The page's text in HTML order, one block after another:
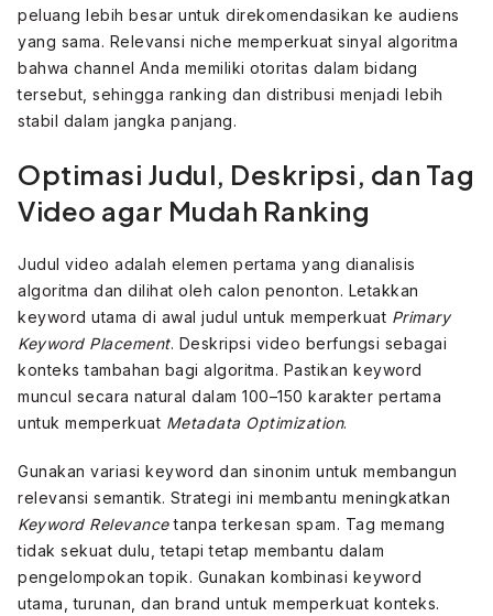
peluang lebih besar untuk direkomendasikan ke audiens
yang sama. Relevansi niche memperkuat sinyal algoritma
bahwa channel Anda memiliki otoritas dalam bidang
tersebut, sehingga ranking dan distribusi menjadi lebih
stabil dalam jangka panjang.
Optimasi Judul, Deskripsi, dan Tag
Video agar Mudah Ranking
Judul video adalah elemen pertama yang dianalisis
algoritma dan dilihat oleh calon penonton. Letakkan
keyword utama di awal judul untuk memperkuat Primary
Keyword Placement. Deskripsi video berfungsi sebagai
konteks tambahan bagi algoritma. Pastikan keyword
muncul secara natural dalam 100–150 karakter pertama
untuk memperkuat Metadata Optimization.
Gunakan variasi keyword dan sinonim untuk membangun
relevansi semantik. Strategi ini membantu meningkatkan
Keyword Relevancetanpa terkesan spam. Tag memang
tidak sekuat dulu, tetapi tetap membantu dalam
pengelompokan topik. Gunakan kombinasi keyword
utama, turunan, dan brand untuk memperkuat konteks.